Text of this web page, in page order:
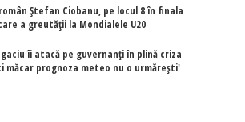
Ștefan Ciobanu, pe locul 8 în finala
a greutății la Mondialele U20
îi atacă pe guvernanți în plină criza
măcar prognoza meteo nu o urmărești'